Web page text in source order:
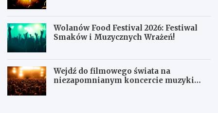
Wolanów Food Festival 2026: Festiwal
Smaków i Muzycznych Wrażeń!
Wejdź do filmowego świata na
niezapomnianym koncercie muzyki
R
E